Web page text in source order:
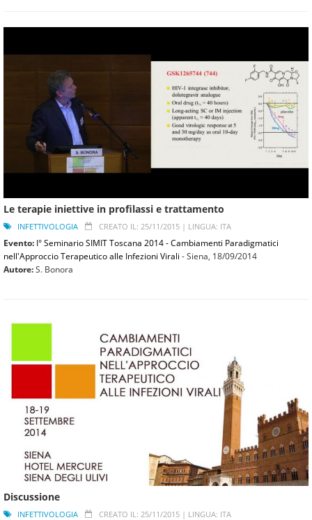
Le terapie iniettive in profilassi e trattamento
INFETTIVOLOGIA CREATO IL: 25/11/2015 | LINGUA: ITA
Evento: I° Seminario SIMIT Toscana 2014 - Cambiamenti Paradigmatici
nell'Approccio Terapeutico alle Infezioni Virali - Siena, 18/09/2014
Autore:S. Bonora
Discussione
INFETTIVOLOGIA CREATO IL: 25/11/2015 | LINGUA: ITA